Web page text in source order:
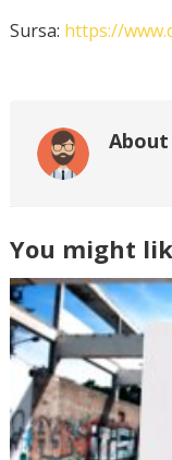
Sursa: https://
You might